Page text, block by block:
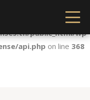
public_html/wp-
api.php on line 368